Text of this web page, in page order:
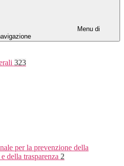
Menu di
323
per la prevenzione della
della trasparenza 2